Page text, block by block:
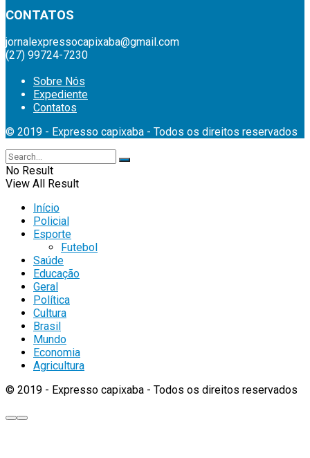
CONTATOS
jornalexpressocapixaba@gmail.com
(27) 99724-7230
Sobre Nós
Expediente
Contatos
© 2019 - Expresso capixaba - Todos os direitos reservados
No Result
View All Result
Início
Policial
Esporte
Futebol
Saúde
Educação
Geral
Política
Cultura
Brasil
Mundo
Economia
Agricultura
© 2019 - Expresso capixaba - Todos os direitos reservados